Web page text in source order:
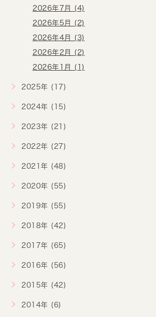
2026年7月 (4)
2026年5月 (2)
2026年4月 (3)
2026年2月 (2)
2026年1月 (1)
2025年 (17)
2024年 (15)
2023年 (21)
2022年 (27)
2021年 (48)
2020年 (55)
2019年 (55)
2018年 (42)
2017年 (65)
2016年 (56)
2015年 (42)
2014年 (6)